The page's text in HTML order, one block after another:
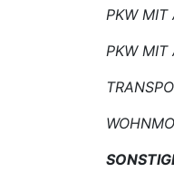
PKW
PKW